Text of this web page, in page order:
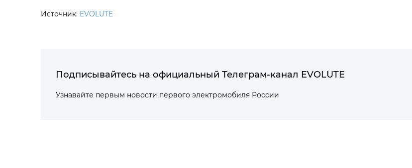
Источник: EVOLUTE
Подписывайтесь на официальный Телеграм-канал EVOLUTE
Узнавайте первым новости первого электромобиля России